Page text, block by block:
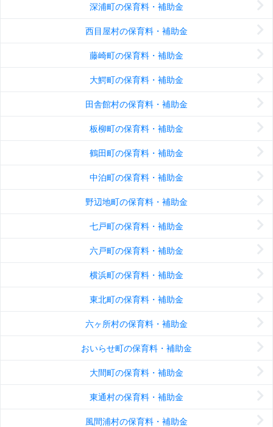
深浦町の保育料・補助金
西目屋村の保育料・補助金
藤崎町の保育料・補助金
大鰐町の保育料・補助金
田舎館村の保育料・補助金
板柳町の保育料・補助金
鶴田町の保育料・補助金
中泊町の保育料・補助金
野辺地町の保育料・補助金
七戸町の保育料・補助金
六戸町の保育料・補助金
横浜町の保育料・補助金
東北町の保育料・補助金
六ヶ所村の保育料・補助金
おいらせ町の保育料・補助金
大間町の保育料・補助金
東通村の保育料・補助金
風間浦村の保育料・補助金